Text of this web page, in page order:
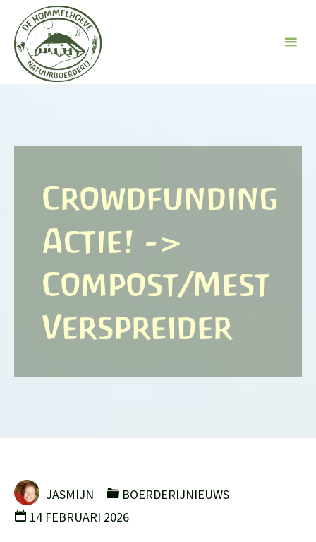
naar
inhoud
Crowdfunding
Actie! ->
Compost/Mest
Verspreider
JASMIJN
BOERDERIJNIEUWS
14 FEBRUARI 2026